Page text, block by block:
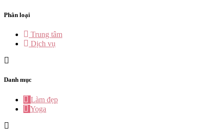
Phân loại
Trung tâm
Dịch vụ
Danh mục
Làm đẹp
Yoga